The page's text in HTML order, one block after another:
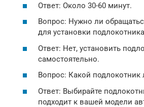
Ответ: Около 30-60 минут.
Вопрос: Нужно ли
для установки
Ответ: Нет, установить
самостоятельно.
Вопрос: Какой подлокотник
Ответ: Выбирайте
подходит к вашей модели